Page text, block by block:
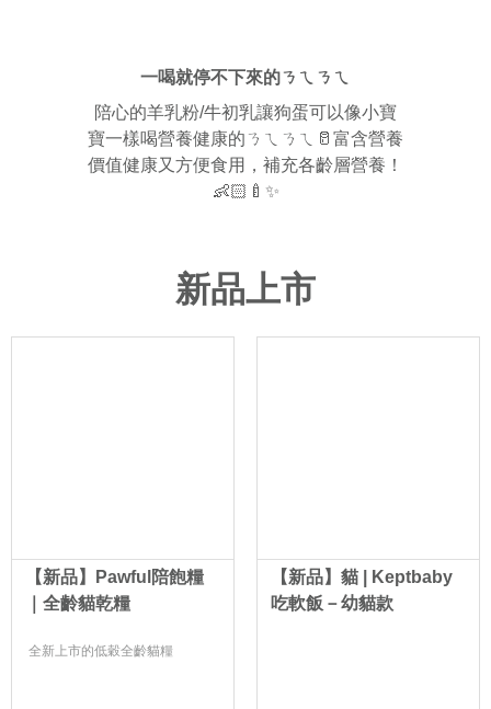
一喝就停不下來的ㄋㄟㄋㄟ
陪心的羊乳粉/牛初乳讓狗蛋可以像小寶
寶一樣喝營養健康的ㄋㄟㄋㄟ🥛富含營養
價值健康又方便食用，補充各齡層營養！
👶🏻🍼✨
新品上市
【新品】Pawful陪飽糧
｜全齡貓乾糧
全新上市的低穀全齡貓糧
【新品】貓 | Keptbaby
吃軟飯－幼貓款